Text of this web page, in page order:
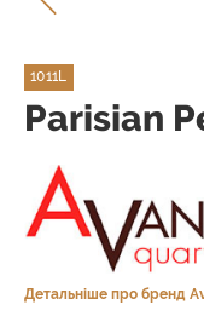
1011L
Parisian
Детальніше про бренд